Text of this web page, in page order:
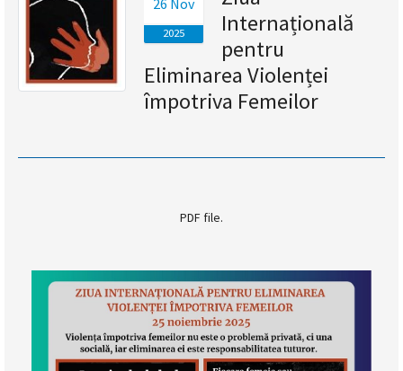
magyar
nyelvű
fejlesztés
26 Nov
2025
Internațională
pentru
Eliminarea Violenței
împotriva Femeilor
PDF file.